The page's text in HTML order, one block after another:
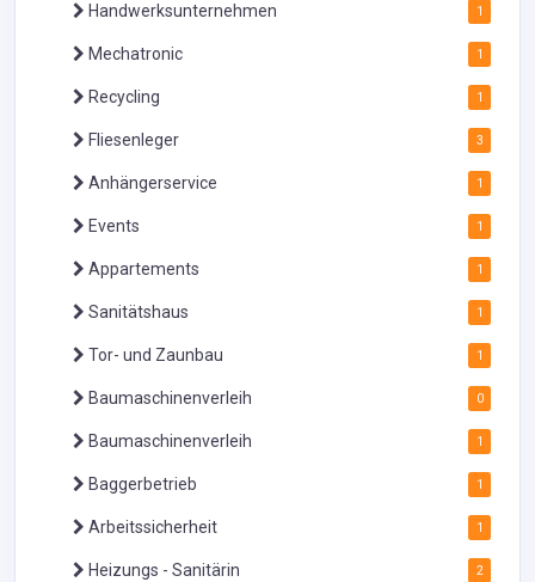
Handwerksunternehmen 1
Mechatronic 1
Recycling 1
Fliesenleger 3
Anhängerservice 1
Events 1
Appartements 1
Sanitätshaus 1
Tor- und Zaunbau 1
Baumaschinenverleih 0
Baumaschinenverleih 1
Baggerbetrieb 1
Arbeitssicherheit 1
Heizungs - Sanitärin 2